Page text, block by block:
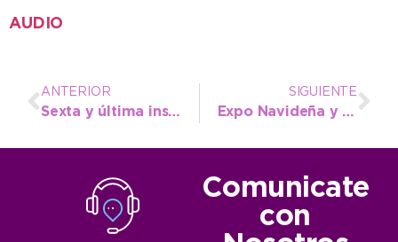
AUDIO
ANTERIOR
Sexta y última inspección del año para los vehículos habilitados como remises
SIGUIENTE
Expo Navideña y encendido del Arbolito en la Plaza Dardo Rocha
Comunicate
con